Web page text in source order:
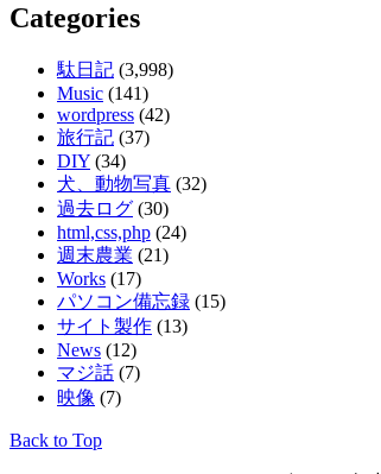
Categories
駄日記 (3,998)
Music (141)
wordpress (42)
旅行記 (37)
DIY (34)
犬、動物写真 (32)
過去ログ (30)
html,css,php (24)
週末農業 (21)
Works (17)
パソコン備忘録 (15)
サイト製作 (13)
News (12)
マジ話 (7)
映像 (7)
Back to Top